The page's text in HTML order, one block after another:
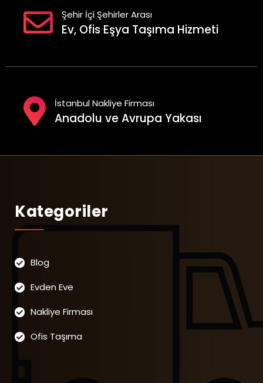
Şehir İçi Şehirler Arası
Ev, Ofis Eşya Taşıma Hizmeti
İstanbul Nakliye Firması
Anadolu ve Avrupa Yakası
Kategoriler
Blog
Evden Eve
Nakliye Firması
Ofis Taşıma